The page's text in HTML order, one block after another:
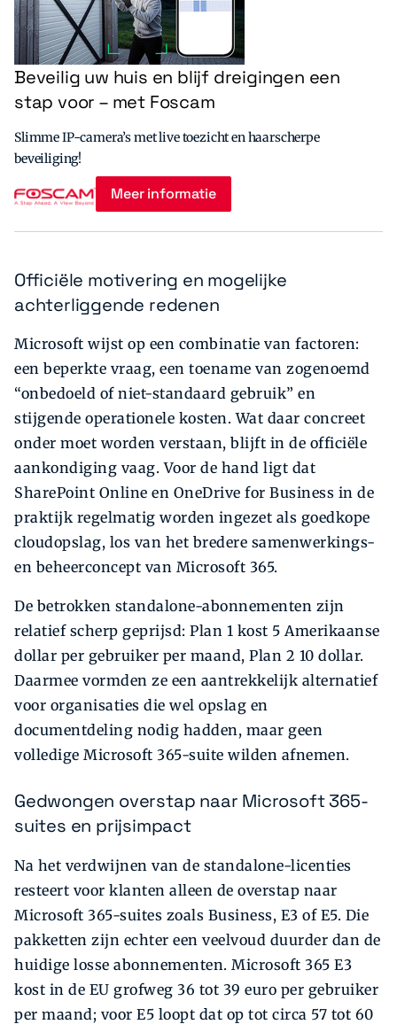
Beveilig uw huis en blijf dreigingen een
stap voor – met Foscam
Slimme IP-camera’s met live toezicht en haarscherpe
beveiliging!
Meer informatie
Officiële motivering en mogelijke
achterliggende redenen
Microsoft wijst op een combinatie van factoren:
een beperkte vraag, een toename van zogenoemd
“onbedoeld of niet-standaard gebruik” en
stijgende operationele kosten. Wat daar concreet
onder moet worden verstaan, blijft in de officiële
aankondiging vaag. Voor de hand ligt dat
SharePoint Online en OneDrive for Business in de
praktijk regelmatig worden ingezet als goedkope
cloudopslag, los van het bredere samenwerkings-
en beheerconcept van Microsoft 365.
De betrokken standalone-abonnementen zijn
relatief scherp geprijsd: Plan 1 kost 5 Amerikaanse
dollar per gebruiker per maand, Plan 2 10 dollar.
Daarmee vormden ze een aantrekkelijk alternatief
voor organisaties die wel opslag en
documentdeling nodig hadden, maar geen
volledige Microsoft 365-suite wilden afnemen.
Gedwongen overstap naar Microsoft 365-
suites en prijsimpact
Na het verdwijnen van de standalone-licenties
resteert voor klanten alleen de overstap naar
Microsoft 365-suites zoals Business, E3 of E5. Die
pakketten zijn echter een veelvoud duurder dan de
huidige losse abonnementen. Microsoft 365 E3
kost in de EU grofweg 36 tot 39 euro per gebruiker
per maand; voor E5 loopt dat op tot circa 57 tot 60